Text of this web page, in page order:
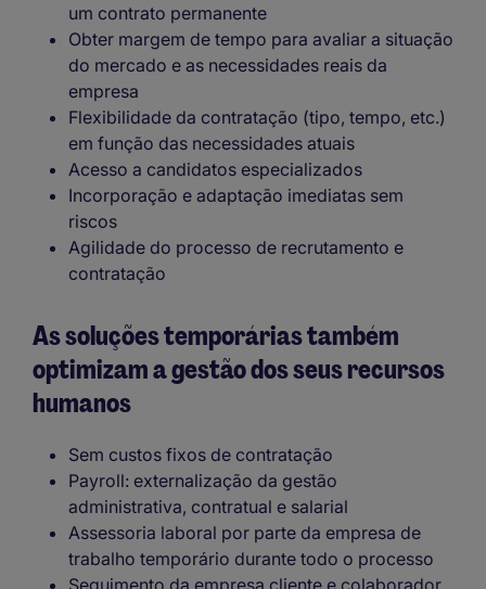
um contrato permanente
Obter margem de tempo para avaliar a situação
do mercado e as necessidades reais da
empresa
Flexibilidade da contratação (tipo, tempo, etc.)
em função das necessidades atuais
Acesso a candidatos especializados
Incorporação e adaptação imediatas sem
riscos
Agilidade do processo de recrutamento e
contratação
As soluções temporárias também
optimizam a gestão dos seus recursos
humanos
Sem custos fixos de contratação
Payroll: externalização da gestão
administrativa, contratual e salarial
Assessoria laboral por parte da empresa de
trabalho temporário durante todo o processo